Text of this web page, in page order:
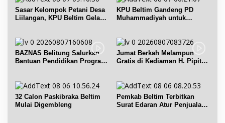
Sasar Kelompok Petani Desa
Liilangan, KPU Beltim Gelar
KPU Beltim Gandeng PD
Muhammadiyah untuk
BAZNAS Belitung Salurkan
Bantuan Pendidikan Program
Jumat Berkah Melampun
Gratis di Kediaman H. Pipit
32 Calon Paskibraka Beltim
Mulai Digembleng
Pemkab Beltim Terbitkan
Surat Edaran Atur Penjualan